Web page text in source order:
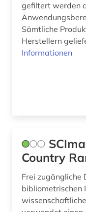
stoffdaten (1)
stoffliste (1)
tabelle (1)
technik (10)
gefiltert werden
Sämtliche
Herstellern
Informationen
Country
Frei zugängliche
bibliometrischen
wissenschaftlicher